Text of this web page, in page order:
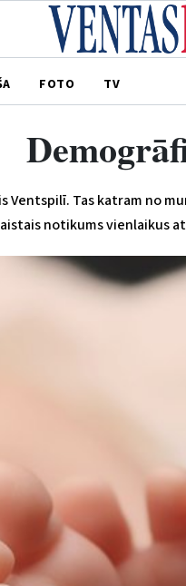
FOTO TV
Ventspilī. Tas katram no
notikums vienlaikus